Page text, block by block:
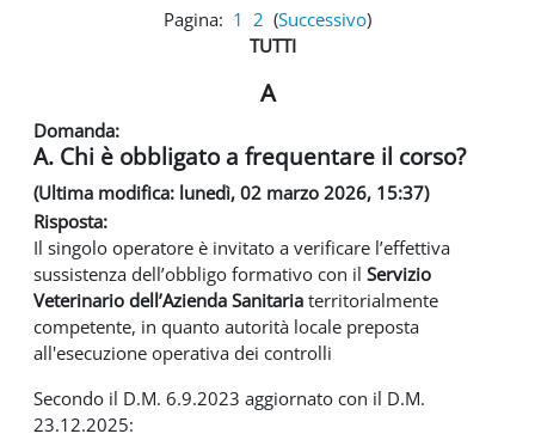
Pagina: 1 2 (Successivo)
TUTTI
A
Domanda:
A. Chi è obbligato a frequentare il corso?
(Ultima modifica: lunedì, 02 marzo 2026, 15:37)
Risposta:
Il singolo operatore è invitato a verificare l’effettiva
sussistenza dell’obbligo formativo con il Servizio
Veterinario dell’Azienda Sanitariaterritorialmente
competente, in quanto autorità locale preposta
all'esecuzione operativa dei controlli
Secondo il D.M. 6.9.2023 aggiornato con il D.M.
23.12.2025: